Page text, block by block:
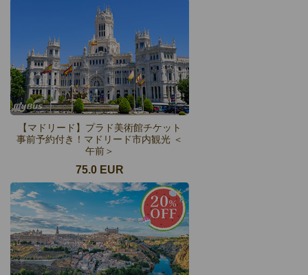
【マドリード】プラド美術館チケット
事前予約付き！マドリード市内観光 ＜
午前＞
75.0 EUR